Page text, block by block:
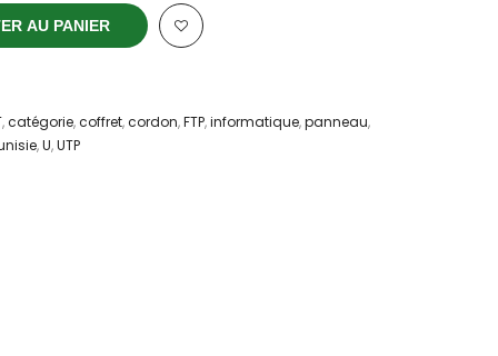
AU PANIER
,catégorie,coffret,cordon,FTP,informatique,panneau,
,U,UTP